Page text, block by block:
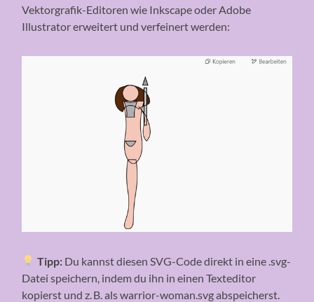
Vektorgrafik-Editoren wie Inkscape oder Adobe
Illustrator erweitert und verfeinert werden:
Tipp:Du kannst diesen SVG-Code direkt in eine .svg-
Datei speichern, indem du ihn in einen Texteditor
kopierst und z. B. als warrior-woman.svg abspeicherst.